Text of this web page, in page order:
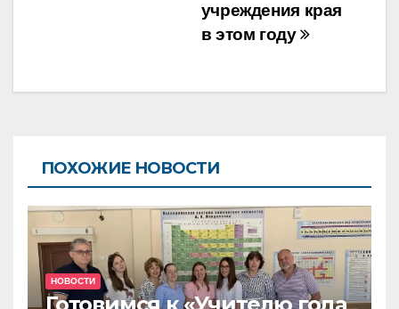
учреждения края
в этом году
ПОХОЖИЕ НОВОСТИ
НОВОСТИ